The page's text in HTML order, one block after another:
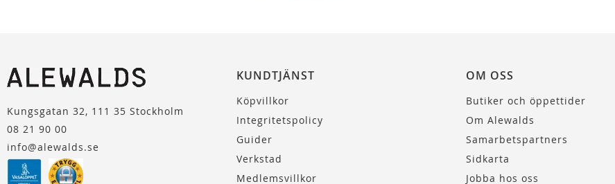
Kungsgatan 32, 111 35 Stockholm
08 21 90 00
info@alewalds.se
KUNDTJÄNST
Köpvillkor
Integritetspolicy
Guider
Verkstad
Medlemsvillkor
OM OSS
Butiker och öppettider
Om Alewalds
Samarbetspartners
Sidkarta
Jobba hos oss